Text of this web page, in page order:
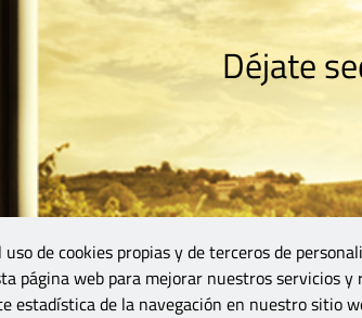
Déjate
de cookies propias y de terceros de
página web para mejorar nuestros servicios y
estadística de la navegación en nuestro sitio